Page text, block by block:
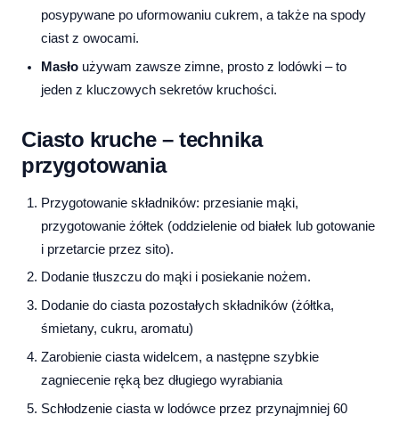
posypywane po uformowaniu cukrem, a także na spody
ciast z owocami.
Masło używam zawsze zimne, prosto z lodówki – to
jeden z kluczowych sekretów kruchości.
Ciasto kruche – technika
przygotowania
Przygotowanie składników: przesianie mąki,
przygotowanie żółtek (oddzielenie od białek lub gotowanie
i przetarcie przez sito).
Dodanie tłuszczu do mąki i posiekanie nożem.
Dodanie do ciasta pozostałych składników (żółtka,
śmietany, cukru, aromatu)
Zarobienie ciasta widelcem, a następne szybkie
zagniecenie ręką bez długiego wyrabiania
Schłodzenie ciasta w lodówce przez przynajmniej 60